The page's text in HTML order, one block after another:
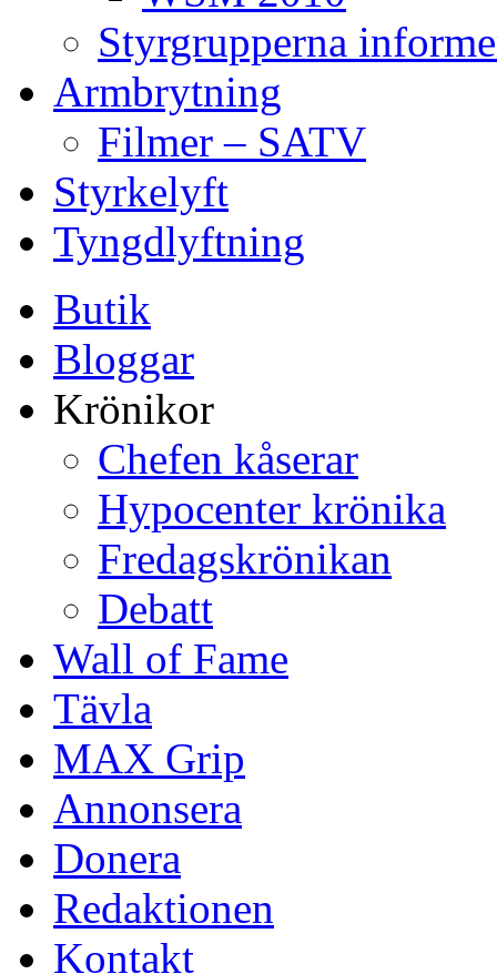
Styrgrupperna
Armbrytning
Filmer – SATV
Styrkelyft
Tyngdlyftning
Butik
Bloggar
Krönikor
Chefen kåserar
Hypocenter krönika
Fredagskrönikan
Debatt
Wall of Fame
Tävla
MAX Grip
Annonsera
Donera
Redaktionen
Kontakt